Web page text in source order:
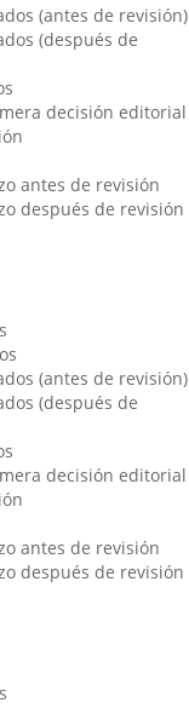
(antes de revisión)
(después de
decisión editorial
antes de revisión
después de revisión
(antes de revisión)
(después de
decisión editorial
antes de revisión
después de revisión